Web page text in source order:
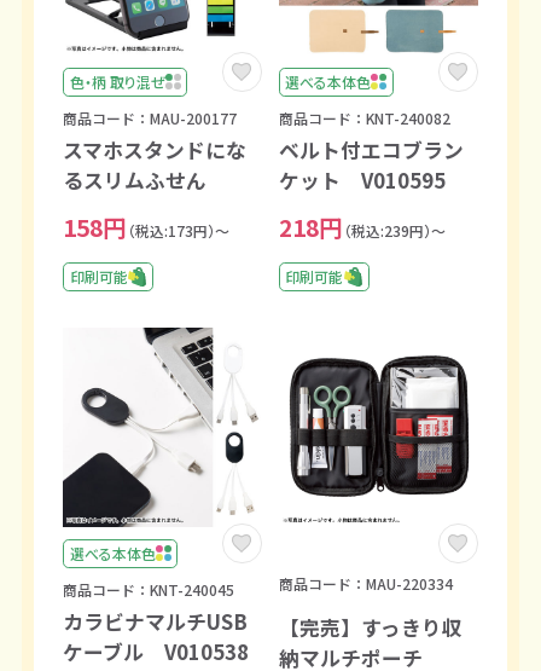
色・柄 取り混ぜ
商品コード：MAU-200177
スマホスタンドにな
るスリムふせん
158円 （税込:173円）～
印刷可能
選べる本体色
商品コード：KNT-240082
ベルト付エコブラン
ケット V010595
218円 （税込:239円）～
印刷可能
選べる本体色
商品コード：KNT-240045
カラビナマルチUSB
ケーブル V010538
商品コード：MAU-220334
【完売】すっきり収
納マルチポーチ